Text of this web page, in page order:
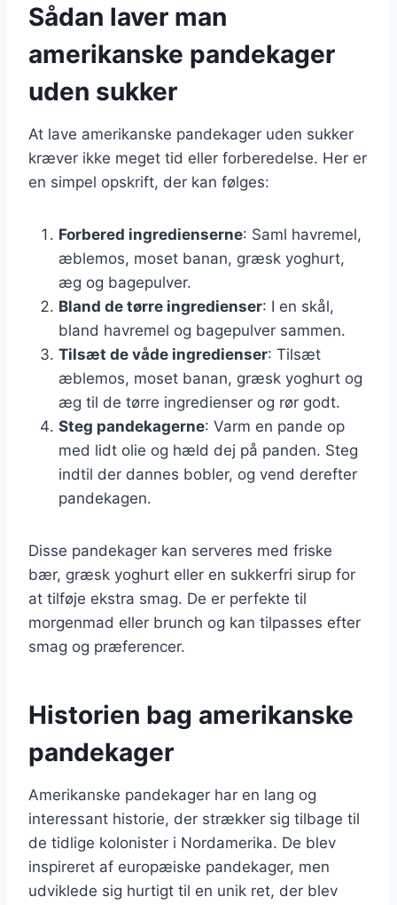
Sådan laver man
amerikanske pandekager
uden sukker
At lave amerikanske pandekager uden sukker
kræver ikke meget tid eller forberedelse. Her er
en simpel opskrift, der kan følges:
Forbered ingredienserne: Saml havremel,
æblemos, moset banan, græsk yoghurt,
æg og bagepulver.
Bland de tørre ingredienser: I en skål,
bland havremel og bagepulver sammen.
Tilsæt de våde ingredienser: Tilsæt
æblemos, moset banan, græsk yoghurt og
æg til de tørre ingredienser og rør godt.
Steg pandekagerne: Varm en pande op
med lidt olie og hæld dej på panden. Steg
indtil der dannes bobler, og vend derefter
pandekagen.
Disse pandekager kan serveres med friske
bær, græsk yoghurt eller en sukkerfri sirup for
at tilføje ekstra smag. De er perfekte til
morgenmad eller brunch og kan tilpasses efter
smag og præferencer.
Historien bag amerikanske
pandekager
Amerikanske pandekager har en lang og
interessant historie, der strækker sig tilbage til
de tidlige kolonister i Nordamerika. De blev
inspireret af europæiske pandekager, men
udviklede sig hurtigt til en unik ret, der blev